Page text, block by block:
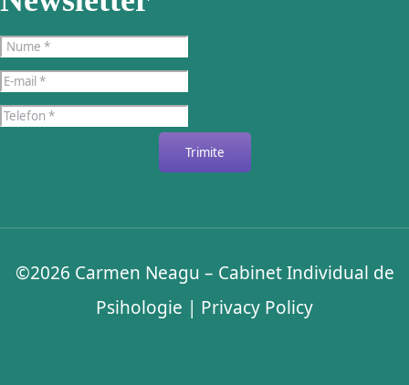
Trimite
©2026 Carmen Neagu – Cabinet Individual de
Psihologie | Privacy Policy